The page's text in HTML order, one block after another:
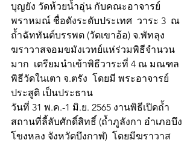
บุญยัง วัดห้วยน้ำอุ่น กับคณะอาจารย์
พราหมณ์ ชื่อดังระดับประเทศ  วาระ 3  ณ
ถ้ำฉัททันต์บรรพต (วัดเขาอ้อ) จ.พัทลุง
ฆราวาสจอมขมังเวทย์แห่ร่วมพิธีจำนวน
มาก  เตรียมนำเข้าพิธีวาระที่ 4 ณ มณฑล
พิธีวัดในเตา จ.ตรัง  โดยมี พระอาจารย์
ประสูติ เป็นประธาน
วันที่ 31 พ.ค.-1 มิ.ย. 2565 งานพิธีเปิดถ้ำ
สถานที่ลี้ลับศักดิ์สิทธิ์ (ถ้ำภูลังกา อำเภอบึง
โขงหลง จังหวัดบึงกาฬ)  โดยมีฆราวาส